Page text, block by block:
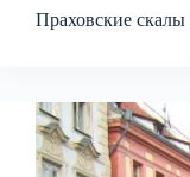
Праховские скалы